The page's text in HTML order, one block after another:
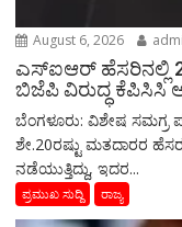
August 6, 2026
ಎಸ್‌ಐಆರ್‌ ಹೆಸರಿನಲ್ಲಿ
ಬಿಜೆಪಿ ವಿರುದ್ಧ
ಬೆಂಗಳೂರು: ವಿಶೇಷ ಸಮಗ್ರ
ಶೇ.20ರಷ್ಟು ಮತದಾರರ
ನಡೆಯುತ್ತಿದ್ದು, ಇದರ...
ಪ್ರಮುಖ ಸುದ್ದಿ ರಾಜ್ಯ